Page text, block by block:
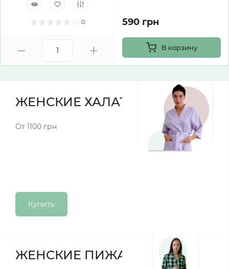
0 590 грн
В корзину
ЖЕНСКИЕ ХАЛАТЫ
От 1100 грн
Купить
ЖЕНСКИЕ ПИЖАМЫ